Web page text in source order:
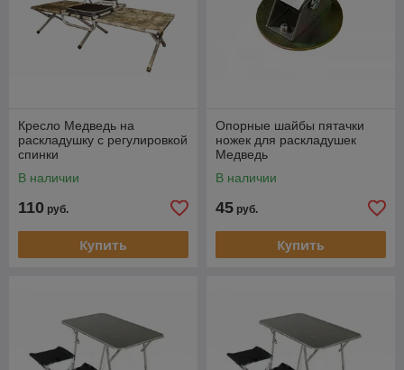
Кресло Медведь на
раскладушку с регулировкой
спинки
В наличии
110 руб.
Купить
Опорные шайбы пятачки
ножек для раскладушек
Медведь
В наличии
45 руб.
Купить